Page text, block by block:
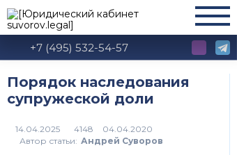
+7 (495) 532-54-57
Порядок наследования
супружеской доли
4148
Автор статьи: Андрей Суворов